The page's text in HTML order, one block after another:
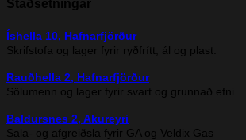
Staðsetningar
Íshella 10, Hafnarfjörður
Skrifstofa og lager fyrir ryðfrítt, ál og plast.
Rauðhella 2, Hafnarfjörður
Sölumenn og lager fyrir svart og grunnað efni.
Baldursnes 2, Akureyri
Sala- og afgreiðsla fyrir GA og Veldix Gas